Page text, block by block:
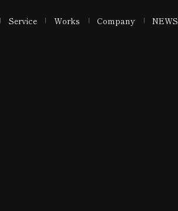
Service Works Company NEWS